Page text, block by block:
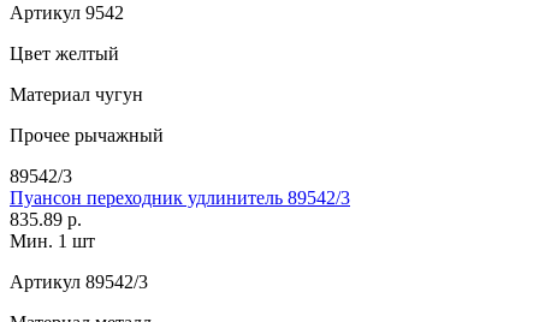
Артикул 9542
Цвет желтый
Материал чугун
Прочее рычажный
89542/3
Пуансон переходник удлинитель 89542/3
835.89 р.
Мин. 1 шт
Артикул 89542/3